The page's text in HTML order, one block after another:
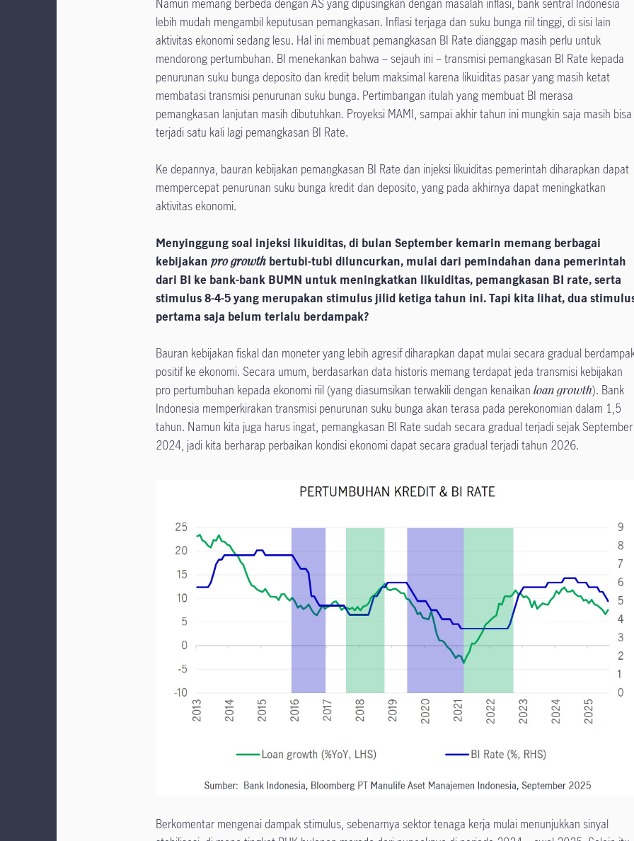
Namun memang berbeda dengan AS yang dipusingkan dengan masalah inflasi, bank sentral Indonesia
lebih mudah mengambil keputusan pemangkasan. Inflasi terjaga dan suku bunga riil tinggi, di sisi lain
aktivitas ekonomi sedang lesu. Hal ini membuat pemangkasan BI Rate dianggap masih perlu untuk
mendorong pertumbuhan. BI menekankan bahwa – sejauh ini – transmisi pemangkasan BI Rate kepada
penurunan suku bunga deposito dan kredit belum maksimal karena likuiditas pasar yang masih ketat
membatasi transmisi penurunan suku bunga. Pertimbangan itulah yang membuat BI merasa
pemangkasan lanjutan masih dibutuhkan. Proyeksi MAMI, sampai akhir tahun ini mungkin saja masih bisa
terjadi satu kali lagi pemangkasan BI Rate.
Ke depannya, bauran kebijakan pemangkasan BI Rate dan injeksi likuiditas pemerintah diharapkan dapat
mempercepat penurunan suku bunga kredit dan deposito, yang pada akhirnya dapat meningkatkan
aktivitas ekonomi.
Menyinggung soal injeksi likuiditas, di bulan September kemarin memang berbagai
kebijakanpro growth bertubi-tubi diluncurkan, mulai dari pemindahan dana pemerintah
dari BI ke bank-bank BUMN untuk meningkatkan likuiditas, pemangkasan BI rate, serta
stimulus 8-4-5 yang merupakan stimulus jilid ketiga tahun ini. Tapi kita lihat, dua
pertama saja belum terlalu berdampak?
Bauran kebijakan fiskal dan moneter yang lebih agresif diharapkan dapat mulai secara gradual
positif ke ekonomi. Secara umum, berdasarkan data historis memang terdapat jeda transmisi kebijakan
pro pertumbuhan kepada ekonomi riil (yang diasumsikan terwakili dengan kenaikanloan growth). Bank
Indonesia memperkirakan transmisi penurunan suku bunga akan terasa pada perekonomian dalam 1,5
tahun. Namun kita juga harus ingat, pemangkasan BI Rate sudah secara gradual terjadi sejak September
2024, jadi kita berharap perbaikan kondisi ekonomi dapat secara gradual terjadi tahun 2026.
Berkomentar mengenai dampak stimulus, sebenarnya sektor tenaga kerja mulai menunjukkan sinyal